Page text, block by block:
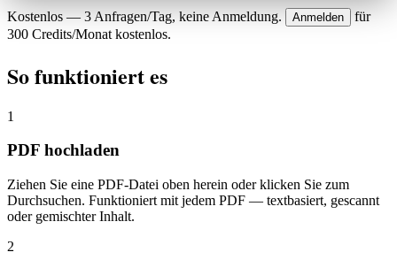
Kostenlos — 3 Anfragen/Tag, keine Anmeldung. Anmelden
für
300 Credits/Monat kostenlos.
So funktioniert es
1
PDF hochladen
Ziehen Sie eine PDF-Datei oben herein oder klicken Sie zum
Durchsuchen. Funktioniert mit jedem PDF — textbasiert, gescannt
oder gemischter Inhalt.
2